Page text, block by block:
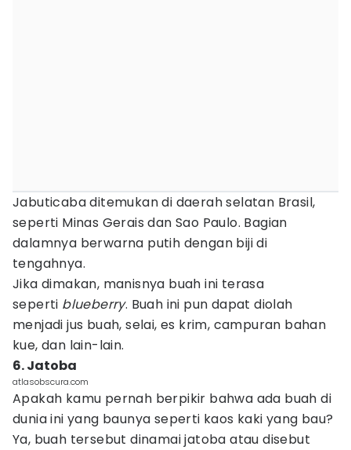
Jabuticaba ditemukan di daerah selatan Brasil,
seperti Minas Gerais dan Sao Paulo. Bagian
dalamnya berwarna putih dengan biji di
tengahnya.
Jika dimakan, manisnya buah ini terasa
seperti blueberry. Buah ini pun dapat diolah
menjadi jus buah, selai, es krim, campuran bahan
kue, dan lain-lain.
6. Jatoba
atlasobscura.com
Apakah kamu pernah berpikir bahwa ada buah di
dunia ini yang baunya seperti kaos kaki yang bau?
Ya, buah tersebut dinamai jatoba atau disebut